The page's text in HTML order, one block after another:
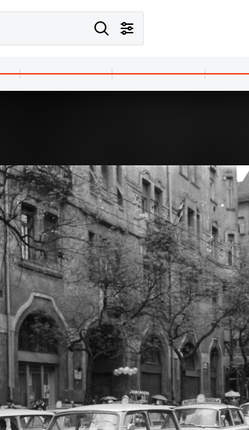
Budapest VII.,Budapest XIV.
tere (Felvonulási tér), május 1-i felvonulás, jobbra a háttérben a Dózsa György út épületei.
1974 · Budapest
Ötvenhatosok tere (Felvonulási tér),
1974 · Budapest VII.,Budapest XIV.
Ötvenhatosok tere (Felvonulási tér), május 1-i felvonulás, jobbra a háttérben a Dózsa György út épületei.
1974 ·
Ötvenhatosok tere